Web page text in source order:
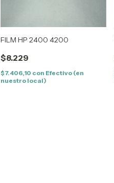
FILM HP 2400 4200
$8.229
$7.406,10 con Efectivo (en
nuestro local)